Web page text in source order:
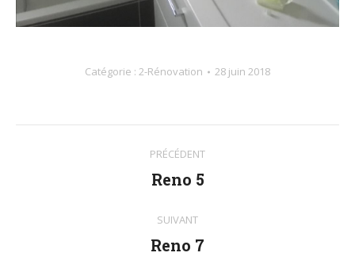
Catégorie : 2-Rénovation 28 juin 2018
NavigationPRÉCÉDENT
Album
:
Reno 5
SUIVANT
Album
Reno 7